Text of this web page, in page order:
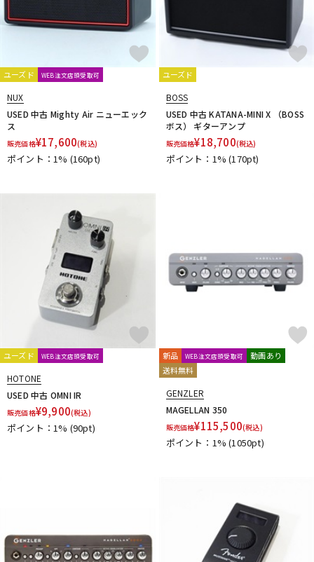
ユーズド WEB注文店頭受取可
NUX
USED 中古 Mighty Air ニューエック
ス
販売価格¥17,600(税込)
ポイント：1% (160pt)
ユーズド
BOSS
USED 中古 KATANA-MINI X （BOSS
ボス） ギターアンプ
販売価格¥18,700(税込)
ポイント：1%(170pt)
ユーズド WEB注文店頭受取可
HOTONE
USED 中古 OMNI IR
販売価格¥9,900(税込)
ポイント：1% (90pt)
新品 WEB注文店頭受取可
動画あり
送料無料
GENZLER
MAGELLAN 350
販売価格¥115,500(税込)
ポイント：1%(1050pt)